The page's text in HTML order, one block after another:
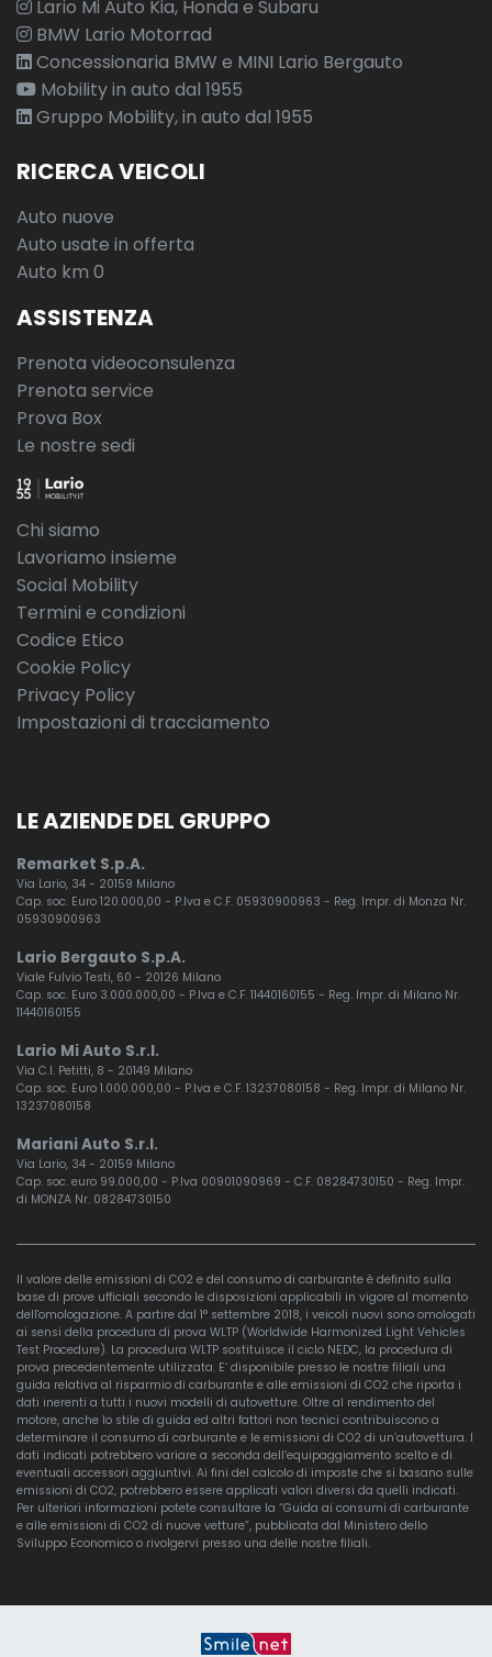
Lario Mi Auto Kia, Honda e Subaru
BMW Lario Motorrad
Concessionaria BMW e MINI Lario Bergauto
Mobility in auto dal 1955
Gruppo Mobility, in auto dal 1955
RICERCA VEICOLI
Auto nuove
Auto usate in offerta
Auto km 0
ASSISTENZA
Prenota videoconsulenza
Prenota service
Prova Box
Le nostre sedi
Chi siamo
Lavoriamo insieme
Social Mobility
Termini e condizioni
Codice Etico
Cookie Policy
Privacy Policy
Impostazioni di tracciamento
LE AZIENDE DEL GRUPPO
Remarket S.p.A.
Via Lario, 34 - 20159 Milano
Cap. soc. Euro 120.000,00 - P.Iva e C.F. 05930900963 - Reg. Impr. di Monza Nr.
05930900963
Lario Bergauto S.p.A.
Viale Fulvio Testi, 60 - 20126 Milano
Cap. soc. Euro 3.000.000,00 - P.Iva e C.F. 11440160155 - Reg. Impr. di Milano Nr.
11440160155
Lario Mi Auto S.r.l.
Via C.I. Petitti, 8 - 20149 Milano
Cap. soc. Euro 1.000.000,00 - P.Iva e C.F. 13237080158 - Reg. Impr. di Milano Nr.
13237080158
Mariani Auto S.r.l.
Via Lario, 34 - 20159 Milano
Cap. soc. euro 99.000,00 - P.Iva 00901090969 - C.F. 08284730150 - Reg. Impr.
di MONZA Nr. 08284730150
Il valore delle emissioni di CO2 e del consumo di carburante è definito sulla
base di prove ufficiali secondo le disposizioni applicabili in vigore al momento
dell'omologazione. A partire dal 1° settembre 2018, i veicoli nuovi sono omologati
ai sensi della procedura di prova WLTP (Worldwide Harmonized Light Vehicles
Test Procedure). La procedura WLTP sostituisce il ciclo NEDC, la procedura di
prova precedentemente utilizzata. E’ disponibile presso le nostre filiali una
guida relativa al risparmio di carburante e alle emissioni di CO2 che riporta i
dati inerenti a tutti i nuovi modelli di autovetture. Oltre al rendimento del
motore, anche lo stile di guida ed altri fattori non tecnici contribuiscono a
determinare il consumo di carburante e le emissioni di CO2 di un’autovettura. I
dati indicati potrebbero variare a seconda dell’equipaggiamento scelto e di
eventuali accessori aggiuntivi. Ai fini del calcolo di imposte che si basano sulle
emissioni di CO2, potrebbero essere applicati valori diversi da quelli indicati.
Per ulteriori informazioni potete consultare la “Guida ai consumi di carburante
e alle emissioni di CO2 di nuove vetture”, pubblicata dal Ministero dello
Sviluppo Economico o rivolgervi presso una delle nostre filiali.